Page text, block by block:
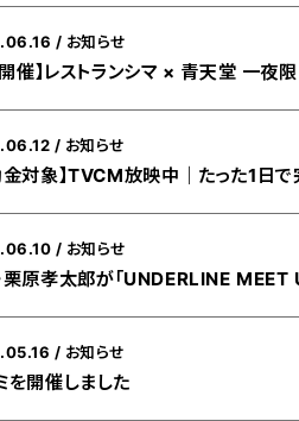
催】レストランシマ × 青天堂 一夜
お知らせ
金対象】TVCM放映中｜たった1日
お知らせ
栗原孝太郎が「UNDERLINE MEET
お知らせ
を開催しました
お知らせ